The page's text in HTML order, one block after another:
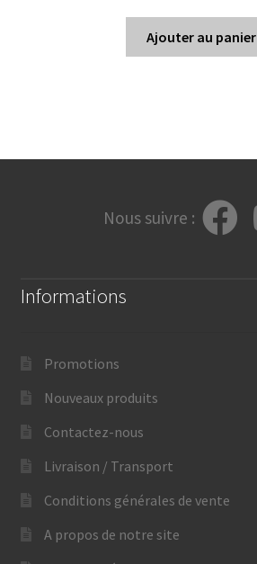
Ajouter au panier
Nous suivre :
Informations
Promotions
Nouveaux produits
Contactez-nous
Livraison / Transport
Conditions générales de vente
A propos de notre site